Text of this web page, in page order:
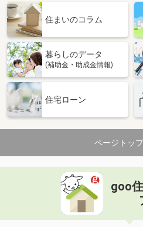
住まいのコラム
暮らしのデータ
(補助金・助成金情報)
住宅ローン
ページトッ
goo